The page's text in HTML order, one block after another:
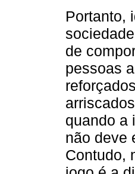
Portanto,
de
pessoas
quando a
não deve
Contudo,